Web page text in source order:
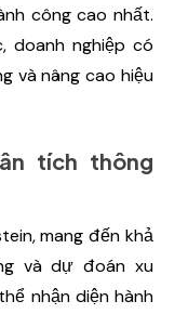
công cao nhất.
doanh nghiệp có
và nâng cao hiệu
tích thông
mang đến khả
và dự đoán xu
nhận diện hành